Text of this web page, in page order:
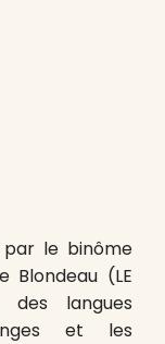
le binôme
Blondeau (LE
langues
et les